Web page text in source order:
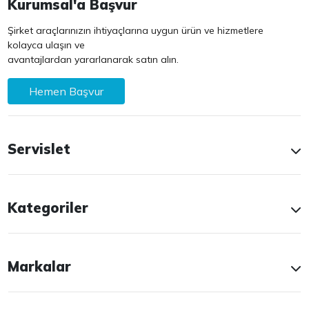
Kurumsal'a Başvur
Şirket araçlarınızın ihtiyaçlarına uygun ürün ve hizmetlere
kolayca ulaşın ve
avantajlardan yararlanarak satın alın.
Hemen Başvur
Servislet
Kategoriler
Markalar